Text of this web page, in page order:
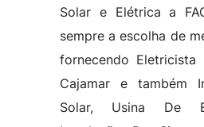
Solar e Elétrica a
sempre a escolha de
fornecendo Eletricista
Cajamar e também
Solar, Usina De